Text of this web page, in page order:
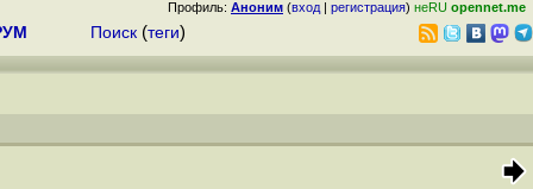
Профиль: Аноним (вход | регистрация) неRU opennet.me
Поиск (теги)